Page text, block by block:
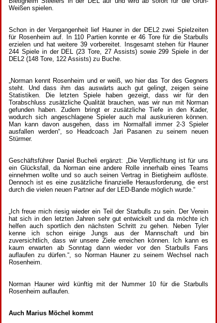
Weißen spielen.
Schon in der Vergangenheit lief Hauner in der DEL2 zwei Spielzeiten
für Rosenheim auf. In 110 Partien konnte er 46 Tore für die Starbulls
erzielen und hat weitere 39 vorbereitet. Insgesamt stehen für Hauner
244 Spiele in der DEL (23 Tore, 27 Assists) sowie 299 Spiele in der
DEL2 (148 Tore, 122 Assists) zu Buche.
„Norman kennt Rosenheim und er weiß, wo hier das Tor des Gegners
steht. Und dass ihm das auswärts auch gut gelingt, zeigen seine
Statistiken. Die letzten Spiele haben gezeigt, dass wir für den
Torabschluss zusätzliche Qualität brauchen, was wir nun mit Norman
gefunden haben. Zudem bringt er zusätzliche Tiefe in den Kader,
wodurch sich angeschlagene Spieler auch mal auskurieren können.
Man kann davon ausgehen, dass im Normalfall immer 2-3 Spieler
ausfallen werden“, so Headcoach Jari Pasanen zu seinem neuen
Stürmer.
Geschäftsführer Daniel Bucheli ergänzt: „Die Verpflichtung ist für uns
ein Glücksfall, da Norman eine andere Rolle innerhalb eines Teams
einnehmen wollte und so auch seinen Vertrag in Bietigheim auflöste.
Dennoch ist es eine zusätzliche finanzielle Herausforderung, die erst
durch die vielen neuen Partner auf der LED-Bande möglich wurde.“
„Ich freue mich riesig wieder ein Teil der Starbulls zu sein. Der Verein
hat sich in den letzten Jahren sehr gut entwickelt und da möchte ich
helfen auch sportlich den nächsten Schritt zu gehen. Neben Tyler
kenne ich schon einige Jungs aus der Mannschaft und bin
zuversichtlich, dass wir unsere Ziele erreichen können. Ich kann es
kaum erwarten ab Sonntag dann wieder vor den Starbulls Fans
auflaufen zu dürfen.“, so Norman Hauner zu seinem Wechsel nach
Rosenheim.
Norman Hauner wird künftig mit der Nummer 10 für die Starbulls
Rosenheim auflaufen.
Auch Marius Möchel kommt